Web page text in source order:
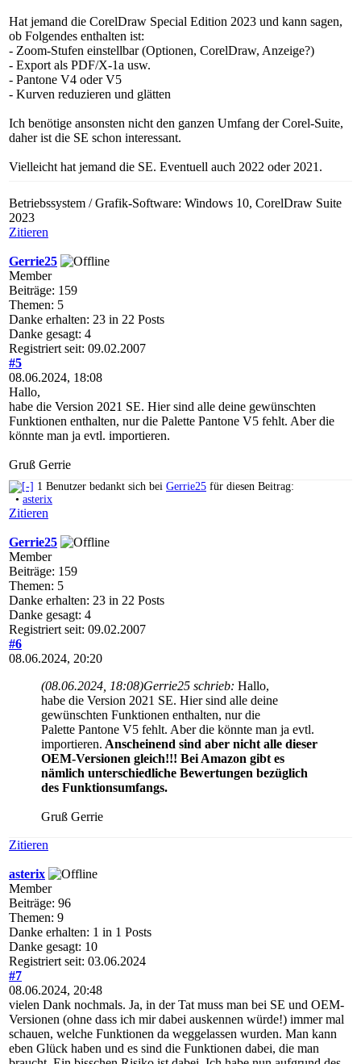
Hat jemand die CorelDraw Special Edition 2023 und kann sagen,
ob Folgendes enthalten ist:
- Zoom-Stufen einstellbar (Optionen, CorelDraw, Anzeige?)
- Export als PDF/X-1a usw.
- Pantone V4 oder V5
- Kurven reduzieren und glätten
Ich benötige ansonsten nicht den ganzen Umfang der Corel-Suite,
daher ist die SE schon interessant.
Vielleicht hat jemand die SE. Eventuell auch 2022 oder 2021.
Betriebssystem / Grafik-Software: Windows 10, CorelDraw Suite
2023
Zitieren
Gerrie25
Member
Beiträge: 159
Themen: 5
Danke erhalten: 23 in 22 Posts
Danke gesagt: 4
Registriert seit: 09.02.2007
#5
08.06.2024, 18:08
Hallo,
habe die Version 2021 SE. Hier sind alle deine gewünschten
Funktionen enthalten, nur die Palette Pantone V5 fehlt. Aber die
könnte man ja evtl. importieren.
Gruß Gerrie
1 Benutzer bedankt sich bei Gerrie25 für diesen Beitrag:
• asterix
Zitieren
Gerrie25
Member
Beiträge: 159
Themen: 5
Danke erhalten: 23 in 22 Posts
Danke gesagt: 4
Registriert seit: 09.02.2007
#6
08.06.2024, 20:20
(08.06.2024, 18:08)Gerrie25 schrieb: Hallo,
habe die Version 2021 SE. Hier sind alle deine
gewünschten Funktionen enthalten, nur die
Palette Pantone V5 fehlt. Aber die könnte man ja evtl.
importieren. Anscheinend sind aber nicht alle dieser
OEM-Versionen gleich!!! Bei Amazon gibt es
nämlich unterschiedliche Bewertungen bezüglich
des Funktionsumfangs.
Gruß Gerrie
Zitieren
asterix
Member
Beiträge: 96
Themen: 9
Danke erhalten: 1 in 1 Posts
Danke gesagt: 10
Registriert seit: 03.06.2024
#7
08.06.2024, 20:48
vielen Dank nochmals. Ja, in der Tat muss man bei SE und OEM-
Versionen (ohne dass ich mir dabei auskennen würde!) immer mal
schauen, welche Funktionen da weggelassen wurden. Man kann
eben Glück haben und es sind die Funktionen dabei, die man